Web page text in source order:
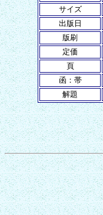
サイズ
出版日
版刷
定価
頁
函：帯
解題